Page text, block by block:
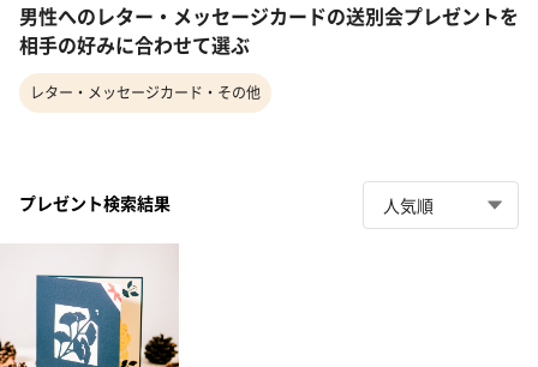
男性へのレター・メッセージカードの送別会プレゼントを
相手の好みに合わせて選ぶ
レター・メッセージカード・その他
プレゼント検索結果